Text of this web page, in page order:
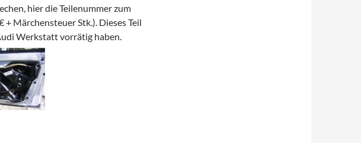
hier die Teilenummer zum
Märchensteuer Stk.). Dieses Teil
Werkstatt vorrätig haben.
und Aggregateträger demontieren